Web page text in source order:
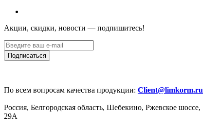
Акции, скидки, новости — подпишитесь!
По всем вопросам качества продукции: Client@limkorm.ru
Россия, Белгородская область, Шебекино, Ржевское шоссе,
29А